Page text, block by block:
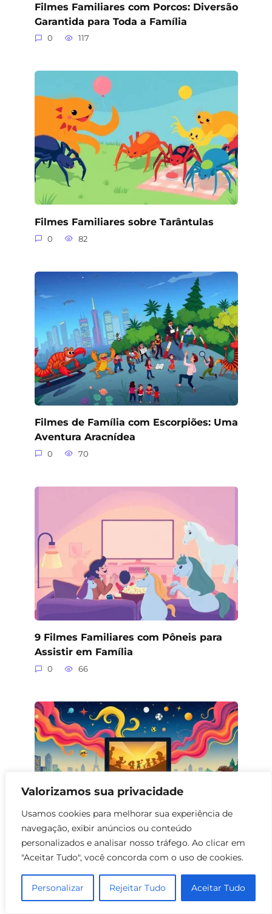
Valorizamos sua privacidade
Usamos cookies para melhorar sua experiência de
navegação, exibir anúncios ou conteúdo
personalizados e analisar nosso tráfego. Ao clicar em
"Aceitar Tudo", você concorda com o uso de cookies.
Personalizar Rejeitar Tudo Aceitar Tudo
Filmes Familiares com Porcos: Diversão
Garantida para Toda a Família
0 117
Filmes Familiares sobre Tarântulas
0 82
Filmes de Família com Escorpiões: Uma
Aventura Aracnídea
0 70
9 Filmes Familiares com Pôneis para
Assistir em Família
0 66
Filmes Familiares com Porquinhos:
0 109